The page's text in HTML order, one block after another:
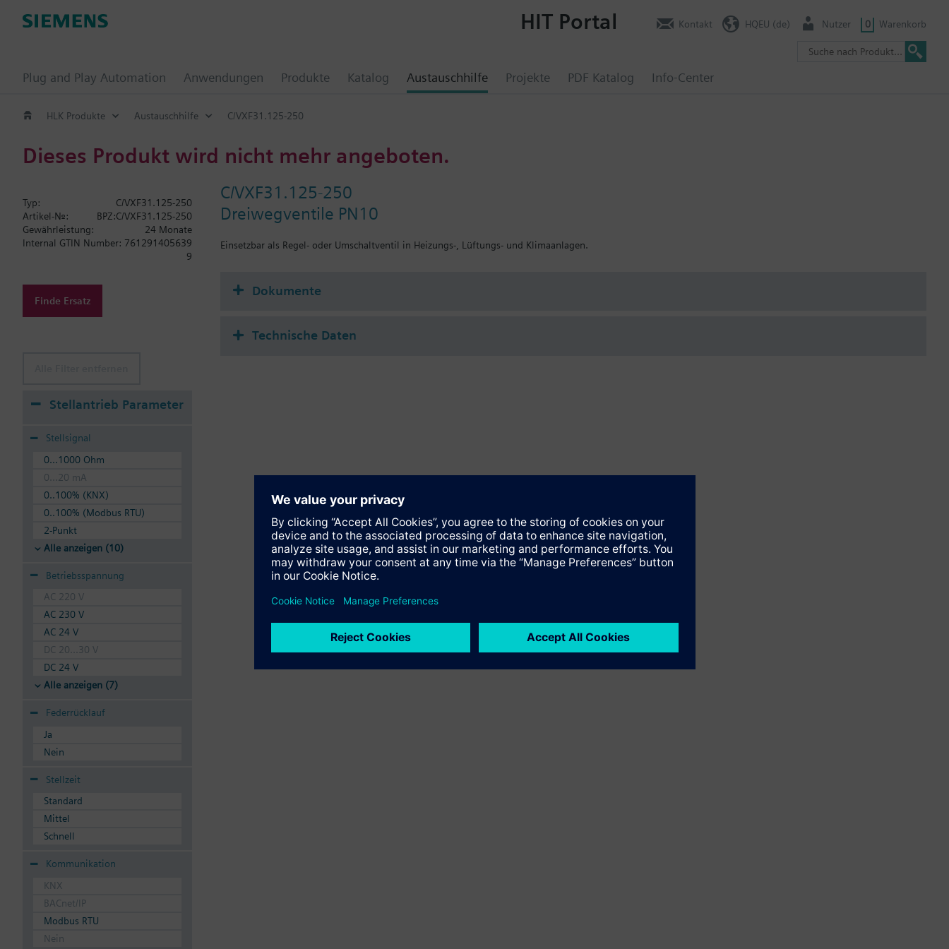
Plug and Play Automation Anwendungen Produkte Katalog Austauschhilfe Projekte PDF Katalog Info-Center
HIT Portal Kontakt HQEU (de) Nutzer 0 Warenkorb
HLK Produkte Austauschhilfe C/VXF31.125-250
Dieses Produkt wird nicht mehr angeboten.
C/VXF31.125-250
Dreiwegventile PN10
Einsetzbar als Regel- oder Umschaltventil in Heizungs-, Lüftungs- und Klimaanlagen.
Typ:
C/VXF31.125-250
Artikel-Nr.:
BPZ:C/VXF31.125-250
Gewährleistung:
24 Monate
Internal GTIN Number: 761291405639
9
Finde Ersatz
Stellantrieb Parameter
Stellsignal
0...1000 Ohm
0...20 mA
0..100% (KNX)
0..100% (Modbus RTU)
2-Punkt
Alle anzeigen (10)
Betriebsspannung
AC 220 V
AC 230 V
AC 24 V
DC 20...30 V
DC 24 V
Alle anzeigen (7)
Federrücklauf
Ja
Nein
Stellzeit
Standard
Mittel
Schnell
Kommunikation
KNX
BACnet/IP
Modbus RTU
Nein
Dokumente
Technische Daten